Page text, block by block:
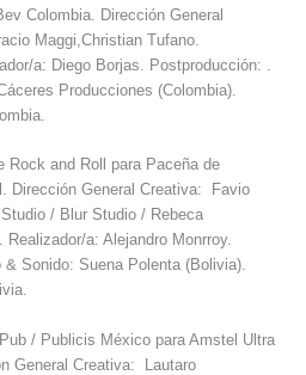
Colombia. Dirección General
Maggi,Christian Tufano.
a: Diego Borjas. Postproducción: .
Producciones (Colombia).
Rock and Roll para Paceña de
Dirección General Creativa: Favio
/ Blur Studio / Rebeca
a: Alejandro Monrroy.
Sonido: Suena Polenta (Bolivia).
/ Publicis México para Amstel Ultra
General Creativa: Lautaro